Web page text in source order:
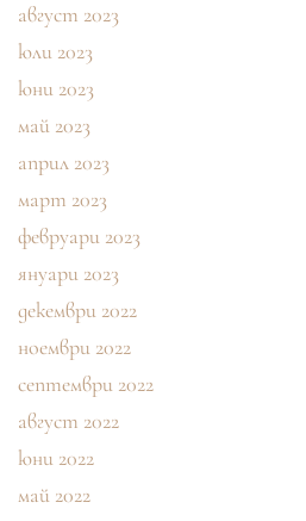
август 2023
юли 2023
юни 2023
май 2023
април 2023
март 2023
февруари 2023
януари 2023
декември 2022
ноември 2022
септември 2022
август 2022
юни 2022
май 2022